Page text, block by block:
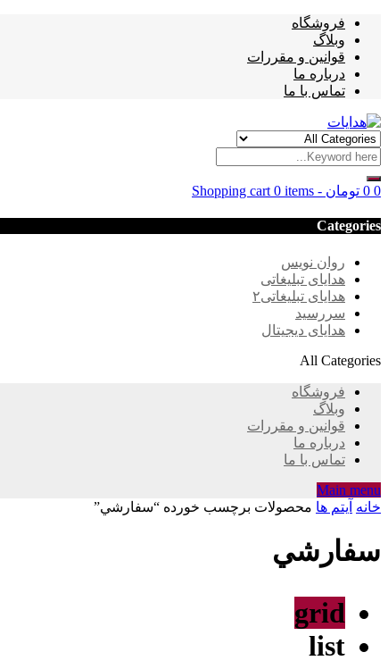
فروشگاه
وبلاگ
قوانین و مقررات
درباره ما
تماس با ما
Shopping cart 0 items - 0 تومان 0
Categories
روان نویس
هدایای تبلیغاتی
هدایای تبلیغاتی۲
سررسید
هدایای دیجیتال
All Categories
فروشگاه
وبلاگ
قوانین و مقررات
درباره ما
تماس با ما
Main menu
خانه آیتم ها محصولات برچسب خورده “سفارشي”
سفارشي
grid
list